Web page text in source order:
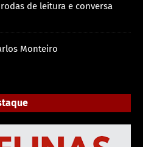
rodas de leitura e conversa
Monteiro